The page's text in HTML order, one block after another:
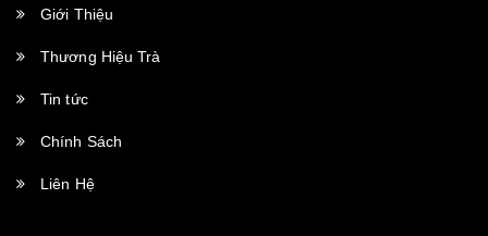
Giới Thiệu
Thương Hiệu Trà
Tin tức
Chính Sách
Liên Hệ